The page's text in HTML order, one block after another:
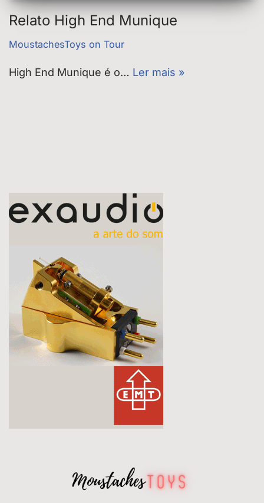
Relato High End Munique
MoustachesToys on Tour
High End Munique é o… Ler mais »